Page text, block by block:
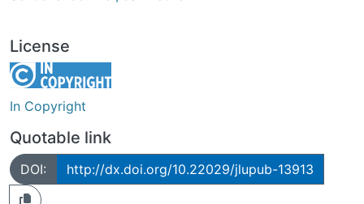
License
In Copyright
Quotable link
DOI: http://dx.doi.org/10.22029/jlupub-13913